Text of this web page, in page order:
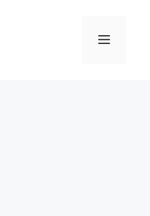
Menu